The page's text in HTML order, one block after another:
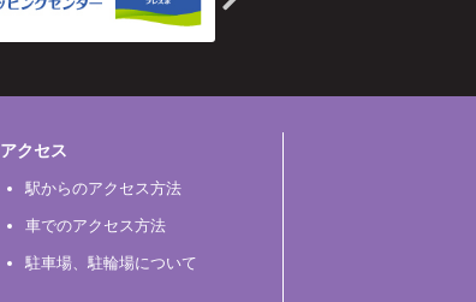
アクセス
駅からのアクセス方法
車でのアクセス方法
駐車場、駐輪場について